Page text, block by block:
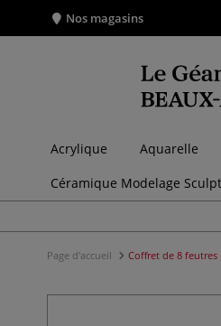
Nos magasins
Acrylique Aquarelle
Céramique Modelage
Page d'accueil Coffret de 8 feutres